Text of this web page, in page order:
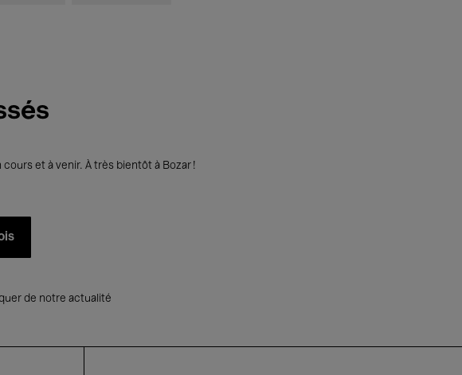
et à venir. À très bientôt à Bozar !
de notre actualité